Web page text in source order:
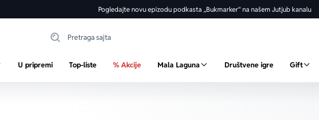
Pogledajte novu epizodu podkasta „Bukmarker“ na našem Jutjub kanalu
U pripremi Top-liste % Akcije Mala Laguna Društvene igre Gift